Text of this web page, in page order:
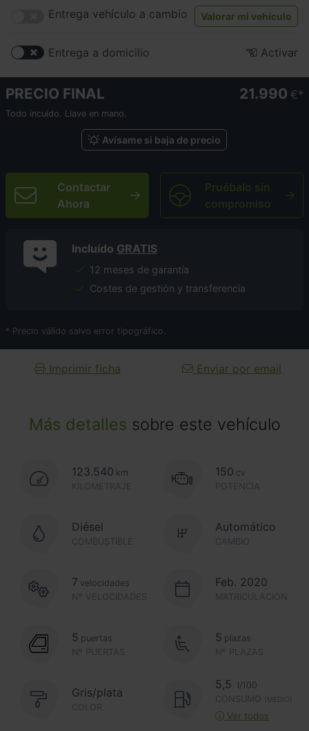
Más detalles sobre este vehículo
123.540 km
KILOMETRAJE
150 cv
POTENCIA
Diésel
COMBUSTIBLE CAMBIO
Automático
Nº VELOCIDADES
7 velocidades Feb. 2020
MATRICULACIÓN
Nº PUERTAS
5 puertas
Nº PLAZAS
5 plazas
Gris/plata
COLOR
5,5
l/100
CONSUMO
(MEDIO)
Ver todos
Entrega vehículo a cambio Valorar mi vehículo
Entrega a domicilio Activar
PRECIO FINAL 21.990 €
Todo incuido. Llave en mano.
Avísame si baja de precio
Contactar
Ahora
Pruébalo sin
compromiso
Incluído GRATIS
12 meses de garantía
Costes de gestión y transferencia
* Precio válido salvo error tipográfico.
Imprimir ficha Enviar por email